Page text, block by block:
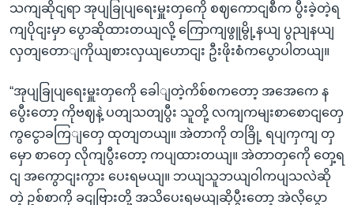
သကျဆိုငျရာ အုပျခြုပျရေးမှူးတှကေို စဈကောငျစီက ပွီးခဲ့တဲ့ရ
ကျပိုငျးမှာ ပွောဆိုထားတယျလို့ ကြောကျဖွူမွို့နယျ ပွညျနယျ
လှတျတောျကိုယျစားလှယျဟောငျး ဦးဖိုးစံကပွောပါတယျ။
“အုပျခြုပျရေးမှူးတှကေို ခေါျတဲ့ကိစ်စကတော့ အအေကေ န
ပွေီးတော့ ကိုဗဈနဲ့ ပတျသတျပွီး သူတို့ လကျကမျးစာစောငျတှေ
ကွငွောခကြျတှေ ထုတျတယျ။ အဲတာကို တခြို့ ရပျကှကျ တှ
မှော စာတှေ လိုကျပွီးတော့ ကပျထားတယျ။ အဲတာတှကေို တှေ့ရ
ငျ အကွောငျးကွား ပေးရမယျ။ ဘယျသူဘယျဝါကပျသလဲဆို
တဲ့ ဥစ်စာကို ခငျဗြားတို့ အသိပေးရမယျဆိုပွီးတော့ အဲလိုပွော